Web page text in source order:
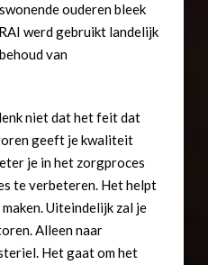
ouderen bleek
werd gebruikt landelijk
van
niet dat het feit dat
geeft je kwaliteit
je in het zorgproces
te verbeteren. Het helpt
Uiteindelijk zal je
Alleen naar
Het gaat om het